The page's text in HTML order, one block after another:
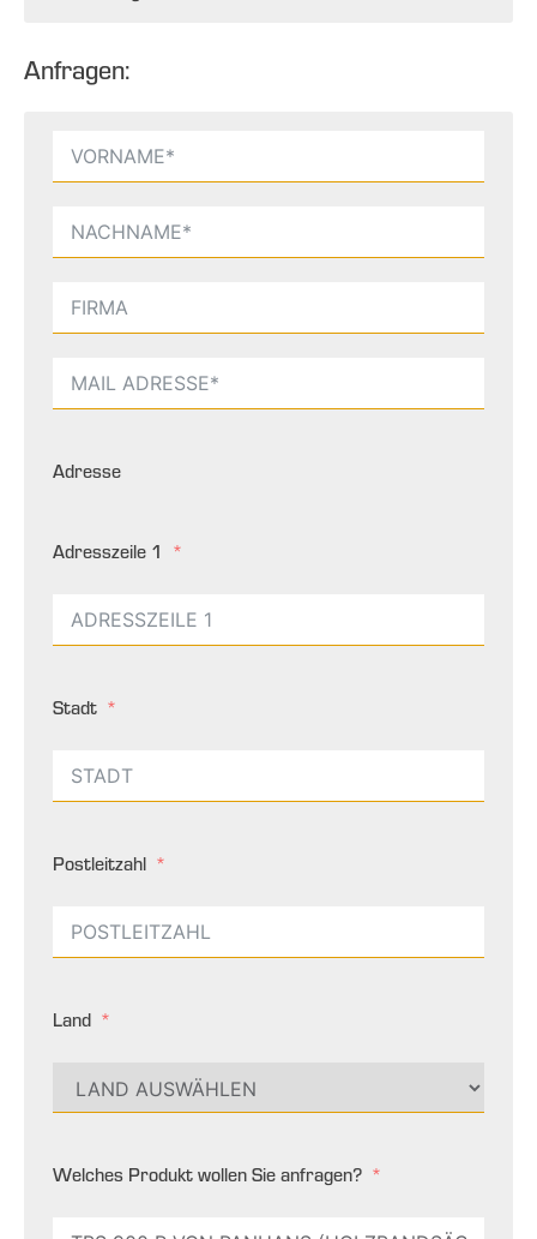
Anfragen:
Adresse
Adresszeile 1
Stadt
Postleitzahl
Land
Welches Produkt wollen Sie anfragen?